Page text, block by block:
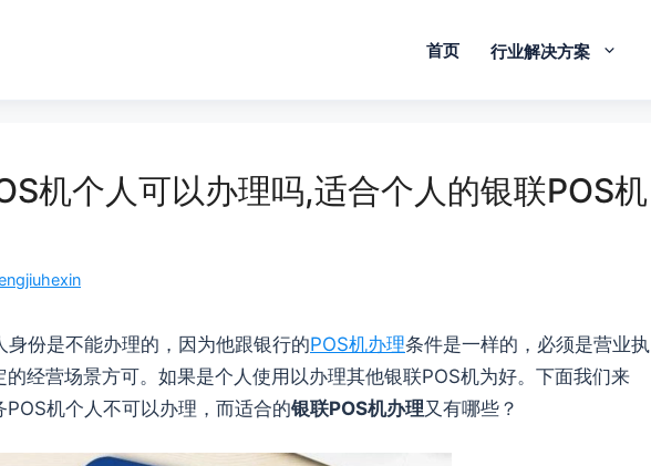
首页 行业解决方案
机个人可以办理吗,适合个人的银联POS机
身份是不能办理的，因为他跟银行的POS机办理条件是一样的，必须是营业执
的经营场景方可。如果是个人使用以办理其他银联POS机为好。下面我们来
机个人不可以办理，而适合的银联POS机办理又有哪些？